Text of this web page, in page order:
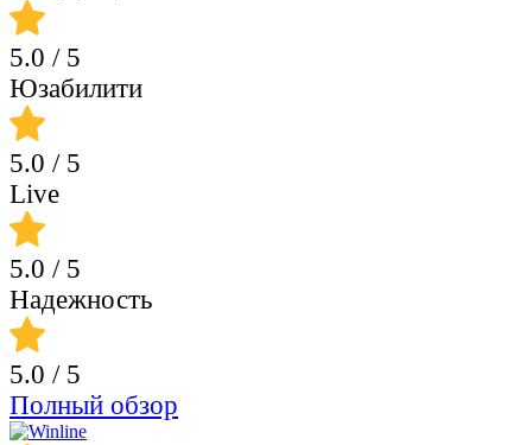
5.0 / 5
Юзабилити
5.0 / 5
Live
5.0 / 5
Надежность
5.0 / 5
Полный обзор